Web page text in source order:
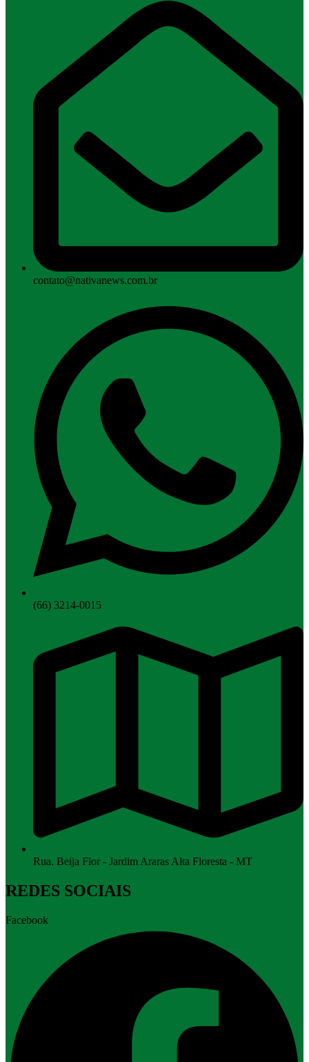
contato@nativanews.com.br
(66) 3214-0015
Rua. Beija Flor - Jardim Araras Alta Floresta - MT
REDES SOCIAIS
Facebook